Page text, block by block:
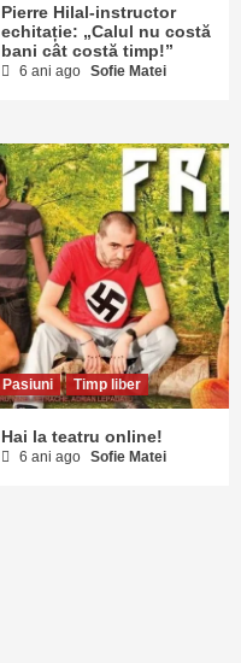
Pierre Hilal-instructor
echitație: „Calul nu costă
bani cât costă timp!”
6 ani ago Sofie Matei
Pasiuni Timp liber
Hai la teatru online!
6 ani ago Sofie Matei